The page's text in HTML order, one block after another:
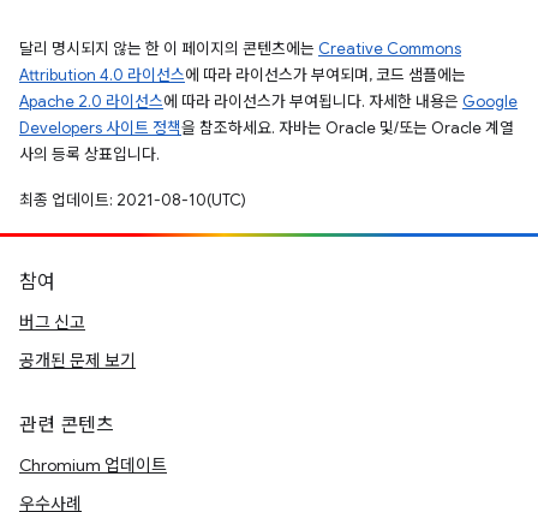
달리 명시되지 않는 한 이 페이지의 콘텐츠에는 Creative Commons
Attribution 4.0 라이선스에 따라 라이선스가 부여되며, 코드 샘플에는
Apache 2.0 라이선스에 따라 라이선스가 부여됩니다. 자세한 내용은 Google
Developers 사이트 정책을 참조하세요. 자바는 Oracle 및/또는 Oracle 계열
사의 등록 상표입니다.
최종 업데이트: 2021-08-10(UTC)
참여
버그 신고
공개된 문제 보기
관련 콘텐츠
Chromium 업데이트
우수사례